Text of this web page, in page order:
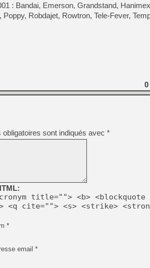
[GK] Devolver Digital en a
[LS] [PS5] ps5-y2jb-
[GK] Pourquoi Marvel
[GK] Test : Restory : Chill
[GK] GTA 6 : Rockstar
[GK] Hot Wheels Infinite
[GK] Mémoire cash -
[GK] Résultats Nintendo :
[GK] Déjà des
[Mo5] Brickboy cherche à
[GK] Beast of
[GK] Ubisoft : fin de partie
[GK] Mémoire cash -
[GK] Comment EA Sports
[GK] Crimson Moon : un
[GK] Isle of Reveries : le
[GK] Moonlighter 2 : The
[GK] Capcom relance
[Mo5] Deux inédits du
[GK] Le beat'em up The
[GK] Mistfall Hunter : déjà
: Bandai, Emerson, Grandstand,
Robdajet, Rowtron, Tele-Fever,
0
obligatoires sont indiqués avec *
title=""> <b> <blockquote
<q cite=""> <s> <strike>
*
email *